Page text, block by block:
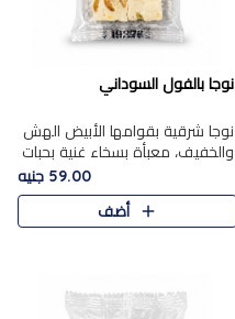
نوجا بالفول السوداني
نوجا شرقية بقوامها الأبيض الهش
والخفيف، معبأة بسخاء غنية بحبات
الفول السوداني المحمص التي
يقدم تضيف قرمشة مميزة مرضية
وتوازنًا رائعًا مع حلا..
59.00 جنيه
أضف